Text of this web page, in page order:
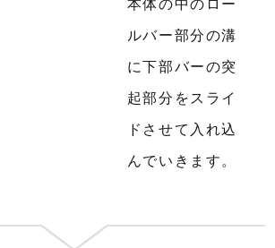
ルバー部分の溝
に下部バーの突
起部分をスライ
ドさせて入れ込
んでいきます。